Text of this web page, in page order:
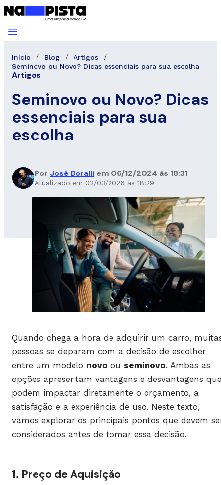
Início Blog
Artigos
Seminovo ou Novo? Dicas essenciais para sua escolha
Artigos
Seminovo ou Novo? Dicas
essenciais para sua
escolha
Por José Boralli em 06/12/2024 às 18:31
Atualizado em 02/03/2026 às 18:29
Quando chega a hora de adquirir um carro,
pessoas se deparam com a decisão de escolher
entre um modelo novo ou seminovo. Ambas as
opções apresentam vantagens e desvantagens que
podem impactar diretamente o orçamento, a
satisfação e a experiência de uso. Neste texto,
vamos explorar os principais pontos que devem
considerados antes de tomar essa decisão.
1. Preço de Aquisição